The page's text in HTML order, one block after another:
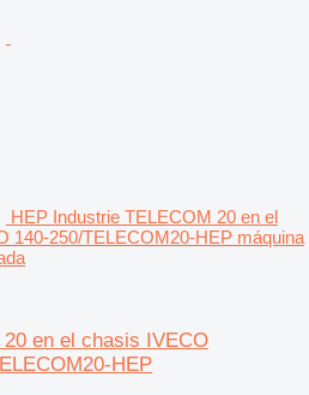
HEP Industrie TELECOM 20 en el
140-250/TELECOM20-HEP máquina
en el chasis IVECO
HEP